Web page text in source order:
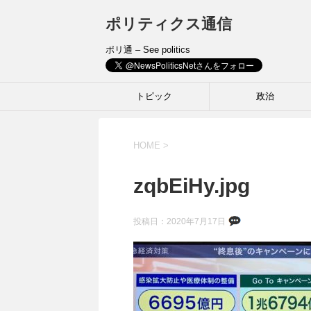
ポリティクス通信
ポリ通 – See politics
トピック 政治
HOME >
zqbEiHy.jpg
投稿日： 2020年7月17日